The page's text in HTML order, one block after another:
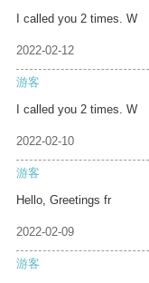
I called you 2 times. W
2022-02-12
游客
I called you 2 times. W
2022-02-10
游客
Hello, Greetings fr
2022-02-09
游客